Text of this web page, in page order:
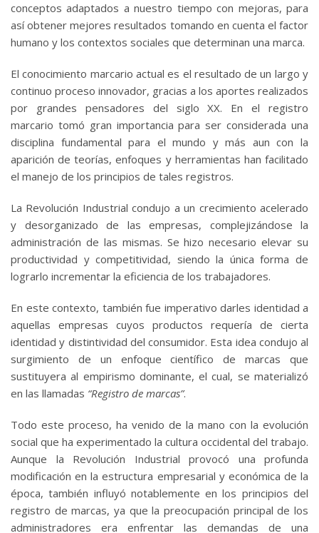
conceptos adaptados a nuestro tiempo con mejoras, para
así obtener mejores resultados tomando en cuenta el factor
humano y los contextos sociales que determinan una marca.
El conocimiento marcario actual es el resultado de un largo y
continuo proceso innovador, gracias a los aportes realizados
por grandes pensadores del siglo XX. En el registro
marcario tomó gran importancia para ser considerada una
disciplina fundamental para el mundo y más aun con la
aparición de teorías, enfoques y herramientas han facilitado
el manejo de los principios de tales registros.
La Revolución Industrial condujo a un crecimiento acelerado
y desorganizado de las empresas, complejizándose la
administración de las mismas. Se hizo necesario elevar su
productividad y competitividad, siendo la única forma de
lograrlo incrementar la eficiencia de los trabajadores.
En este contexto, también fue imperativo darles identidad a
aquellas empresas cuyos productos requería de cierta
identidad y distintividad del consumidor. Esta idea condujo al
surgimiento de un enfoque científico de marcas que
sustituyera al empirismo dominante, el cual, se materializó
en las llamadas “Registro de marcas”.
Todo este proceso, ha venido de la mano con la evolución
social que ha experimentado la cultura occidental del trabajo.
Aunque la Revolución Industrial provocó una profunda
modificación en la estructura empresarial y económica de la
época, también influyó notablemente en los principios del
registro de marcas, ya que la preocupación principal de los
administradores era enfrentar las demandas de una